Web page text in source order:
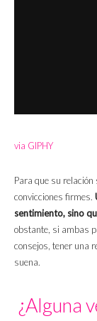
via GIPHY
Para que su
convicciones firmes.
sentimiento, sino
obstante, si ambas
consejos, tener una
suena.
¿Alguna